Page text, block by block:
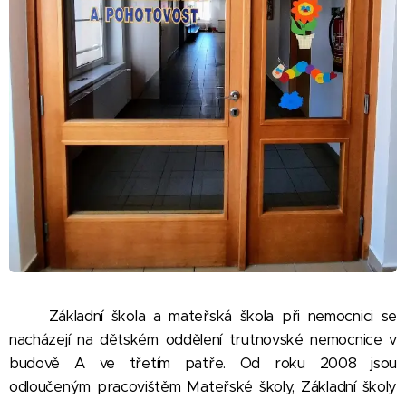
Základní škola a mateřská škola při nemocnici se
nacházejí na dětském oddělení trutnovské nemocnice v
budově A ve třetím patře. Od roku 2008 jsou
odloučeným pracovištěm Mateřské školy, Základní školy